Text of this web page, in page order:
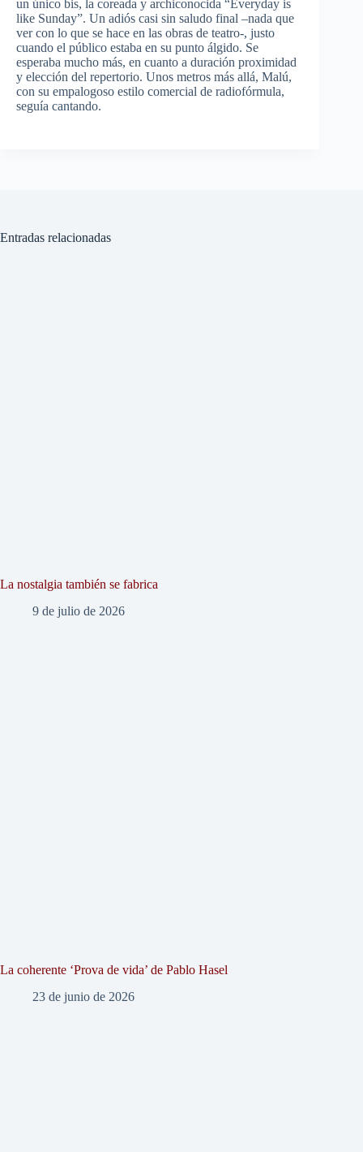
un único bis, la coreada y archiconocida “Everyday is
like Sunday”. Un adiós casi sin saludo final –nada que
vercon lo que se hace en las obras de teatro-, justo
cuando el público estaba en su punto álgido. Se
esperaba mucho más, en cuanto a duración proximidad
y elección del repertorio. Unos metros más allá, Malú,
con su empalogoso estilo comercial de radiofórmula,
seguía cantando.
Entradas relacionadas
La nostalgia también se fabrica
9 de julio de 2026
La coherente ‘Prova de vida’ de Pablo Hasel
23 de junio de 2026